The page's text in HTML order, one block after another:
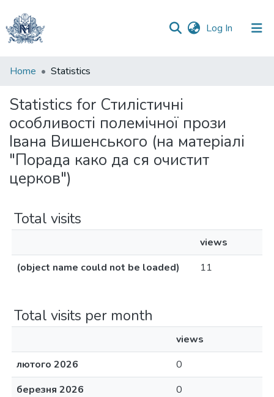
Log In (current)
Communities
Collections
All of DSpace
Home Statistics
Statistics for Стилістичні
особливості полемічної прози
Івана Вишенського (на матеріалі
"Порада како да ся очистит
церков")
Total visits
views
(object name could not be loaded)
11
Total visits per month
views
лютого 2026
0
березня 2026
0